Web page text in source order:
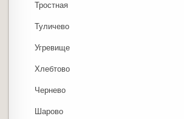
Тростная
Туличево
Угревище
Хлебтово
Чернево
Шарово